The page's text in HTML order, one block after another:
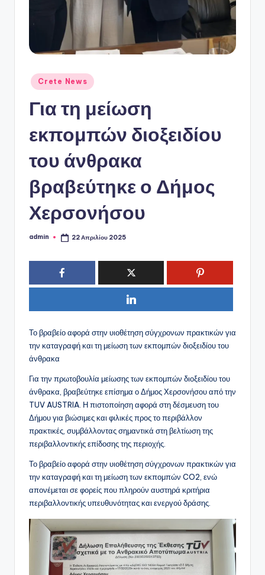
Αναρτήθηκε
σε
Crete News
Για τη μείωση
εκπομπών διοξειδίου
του άνθρακα
βραβεύτηκε ο Δήμος
Χερσονήσου
Συγγραφέας:
admin 22 Απριλίου 2025
Το βραβείο αφορά στην υιοθέτηση σύγχρονων πρακτικών για
την καταγραφή και τη μείωση των εκπομπών διοξειδίου του
άνθρακα
Για την πρωτοβουλία μείωσης των εκπομπών διοξειδίου του
άνθρακα, βραβεύτηκε επίσημα ο Δήμος Χερσονήσου από την
TUV AUSTRIA. Η πιστοποίηση αφορά στη δέσμευση του
Δήμου για βιώσιμες και φιλικές προς το περιβάλλον
πρακτικές, συμβάλλοντας σημαντικά στη βελτίωση της
περιβαλλοντικής επίδοσης της περιοχής.
Το βραβείο αφορά στην υιοθέτηση σύγχρονων πρακτικών για
την καταγραφή και τη μείωση των εκπομπών CO2, ενώ
απονέμεται σε φορείς που πληρούν αυστηρά κριτήρια
περιβαλλοντικής υπευθυνότητας και ενεργού δράσης.